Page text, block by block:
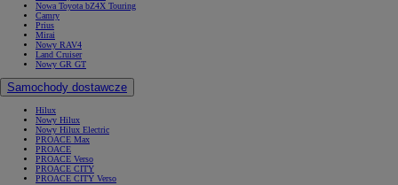
Nowa Toyota bZ4X Touring
Camry
Prius
Mirai
Nowy RAV4
Land Cruiser
Nowy GR GT
Samochody dostawcze
Hilux
Nowy Hilux
Nowy Hilux Electric
PROACE Max
PROACE
PROACE Verso
PROACE CITY
PROACE CITY Verso